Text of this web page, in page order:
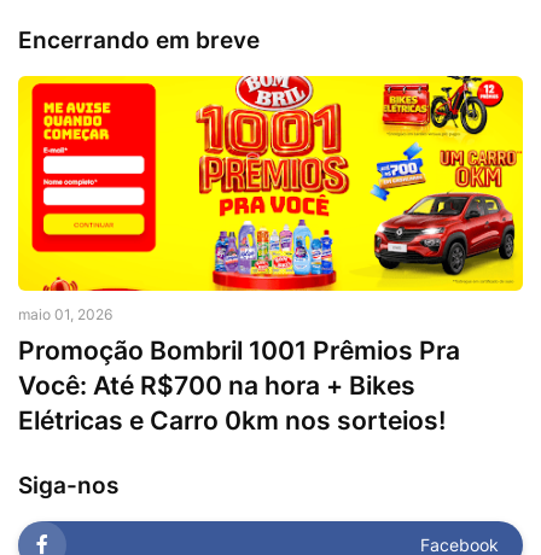
Encerrando em breve
maio 01, 2026
Promoção Bombril 1001 Prêmios Pra
Você: Até R$700 na hora + Bikes
Elétricas e Carro 0km nos sorteios!
Siga-nos
Facebook